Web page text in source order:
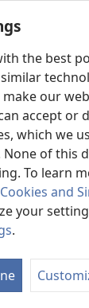
the best
make our
accept or
which we
of this
To learn
and
your
.
şu anda
moment
yêu cầu